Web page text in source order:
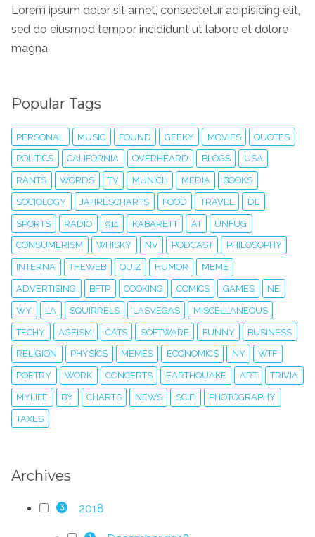
Lorem ipsum dolor sit amet, consectetur adipisicing elit,
sed do eiusmod tempor incididunt ut labore et dolore
magna.
Popular Tags
PERSONAL MUSIC FOUND GEEKY MOVIES QUOTES
POLITICS CALIFORNIA OVERHEARD BLOGS USA
RANTS WORDS TV MUNICH MEDIA BOOKS
SOCIOLOGY JAHRESCHARTS FOOD TRAVEL DE
SPORTS RADIO 911 KABARETT AT UNFUG
CONSUMERISM WHISKY NV PODCAST PHILOSOPHY
INTERNA THEWEB QUIZ HUMOR MEME
ADVERTISING BFTP COOKING COMICS GAMES NE
WY LA SQUIRRELS LASVEGAS MISCELLANEOUS
TECHY AGEISM CATS SOFTWARE FUNNY BUSINESS
RELIGION PHYSICS MEMES ECONOMICS NY WTF
POETRY WORK CONCERTS EARTHQUAKE ART TRIVIA
MYLIFE BY CHARTS NEWS SCIFI PHOTOGRAPHY
TAXES
Archives
3 2018